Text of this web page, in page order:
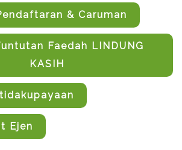
& Caruman
Faedah LINDUNG
KASIH
Ejen